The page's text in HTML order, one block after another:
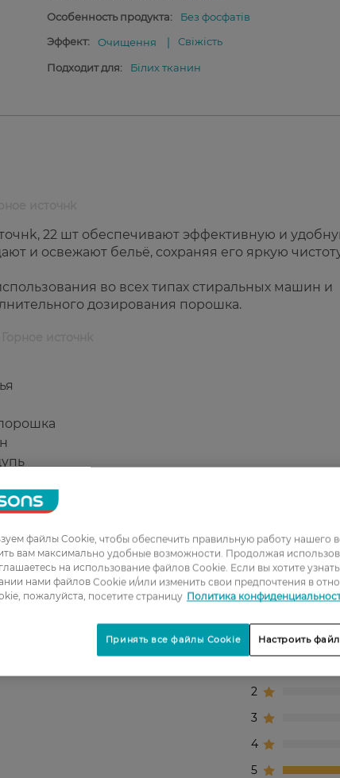
Особенность продукта:
Без фосфатів
Эффект:
Очищення Свіжість
Подходит для: Білих тканин
22 шт обеспечивают эффективную и
и освежают бельё, сохраняя его яркую
во всех типах стиральных машин и
дозирования порошка.
2
3
4
5
файлы Cookie, чтобы обеспечить правильную работу нашего
вам максимально удобные возможности. Продолжая
на использование файлов Cookie. Если вы хотите
нами файлов Cookie и/или изменить свои предпочтения в
пожалуйста, посетите страницу Политика
Настроить
Принять все файлы Cookie